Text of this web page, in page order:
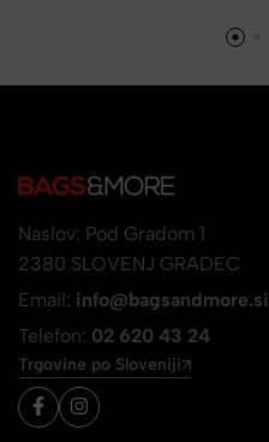
Naslov: Pod Gradom 1
2380 SLOVENJ GRADEC
Email: info@bagsandmore.si
Telefon: 02 620 43 24
Trgovine po Sloveniji